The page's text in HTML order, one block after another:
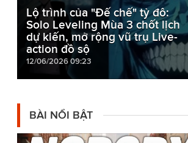
Lộ trình của "Đế chế" tỷ đô:
Solo Leveling Mùa 3 chốt lịch
dự kiến, mở rộng vũ trụ Live-
action đồ sộ
12/06/2026 09:23
BÀI NỔI BẬT